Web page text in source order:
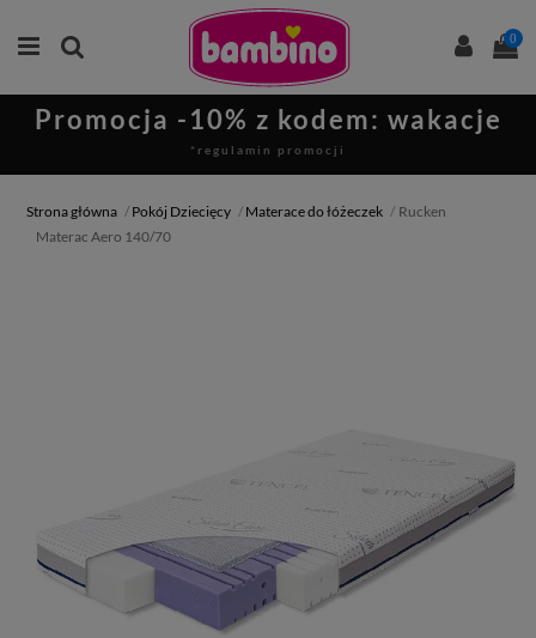
0
Promocja -10% z kodem: wakacje
*regulamin promocji
Strona główna Pokój Dziecięcy Materace do łóżeczek
Rucken
Materac Aero 140/70